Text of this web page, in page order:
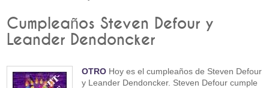
Cumpleaños Steven Defour y
Leander Dendoncker
OTRO Hoy es el cumpleaños de Steven Defour
y Leander Dendoncker. Steven Defour cumple